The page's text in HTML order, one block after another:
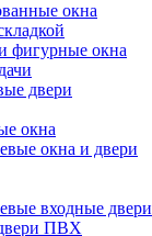
окна
фигурные окна
двери
окна
окна и двери
входные двери
ПВХ